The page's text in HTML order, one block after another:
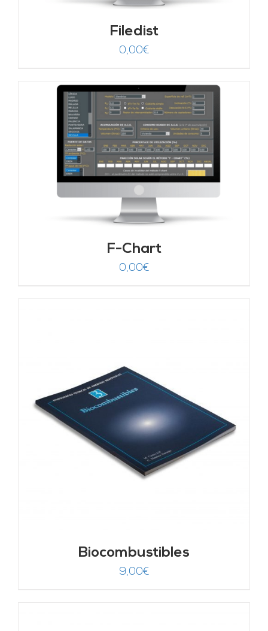
Filedist
0,00€
F-Chart
0,00€
Biocombustibles
9,00€